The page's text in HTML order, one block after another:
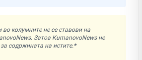
во колумните не се ставови на
Затоа KumanovoNews не
содржината на истите.*